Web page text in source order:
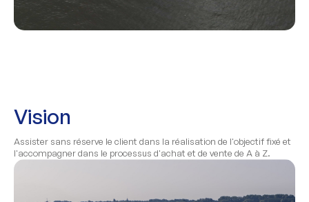
Vision
Assister sans réserve le client dans la réalisation de l'objectif fixé et
l'accompagner dans le processus d'achat et de vente de A à Z.